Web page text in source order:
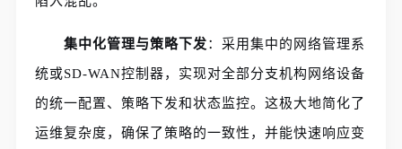
集中化管理与策略下发：采用集中的网络管理系
统或SD-WAN控制器，实现对全部分支机构网络设备
的统一配置、策略下发和状态监控。这极大地简化了
运维复杂度，确保了策略的一致性，并能快速响应变